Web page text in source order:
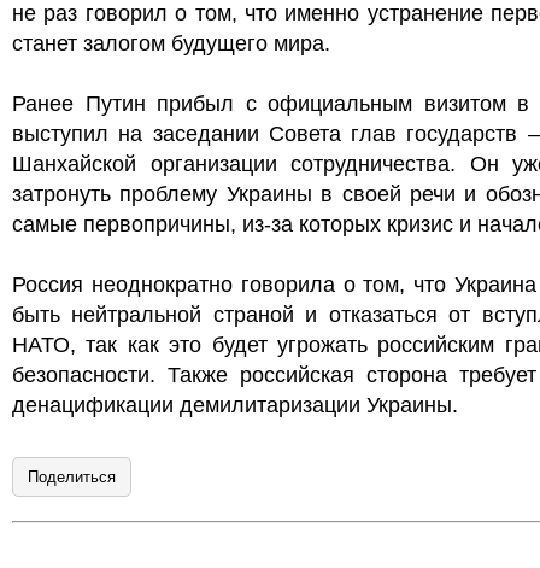
не раз говорил о том, что именно устранение
станет залогом будущего мира.
Ранее Путин прибыл с официальным визитом в
выступил на заседании Совета глав государств
Шанхайской организации сотрудничества. Он
затронуть проблему Украины в своей речи и
самые первопричины, из-за которых кризис и
Россия неоднократно говорила о том, что
быть нейтральной страной и отказаться от
НАТО, так как это будет угрожать российским
безопасности. Также российская сторона
денацификации демилитаризации Украины.
Поделиться